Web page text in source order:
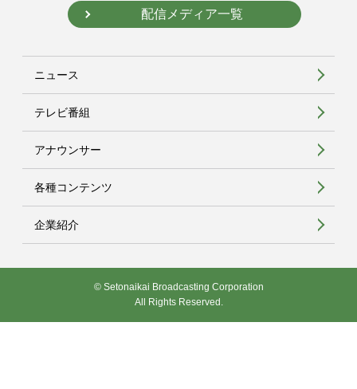
配信メディア一覧
ニュース
テレビ番組
アナウンサー
各種コンテンツ
企業紹介
© Setonaikai Broadcasting Corporation
All Rights Reserved.